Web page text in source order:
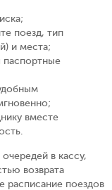
;
поезд, тип
и места;
паспортные
;
вместе
.
в кассу,
возврата
расписание поездов